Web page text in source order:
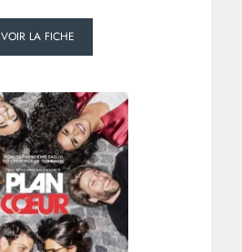
VOIR LA FICHE